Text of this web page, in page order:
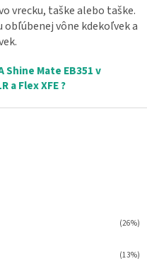
vrecku, taške alebo taške.
vône kdekoľvek a
Shine Mate EB351 v
a Flex XFE ?
(26%)
(13%)